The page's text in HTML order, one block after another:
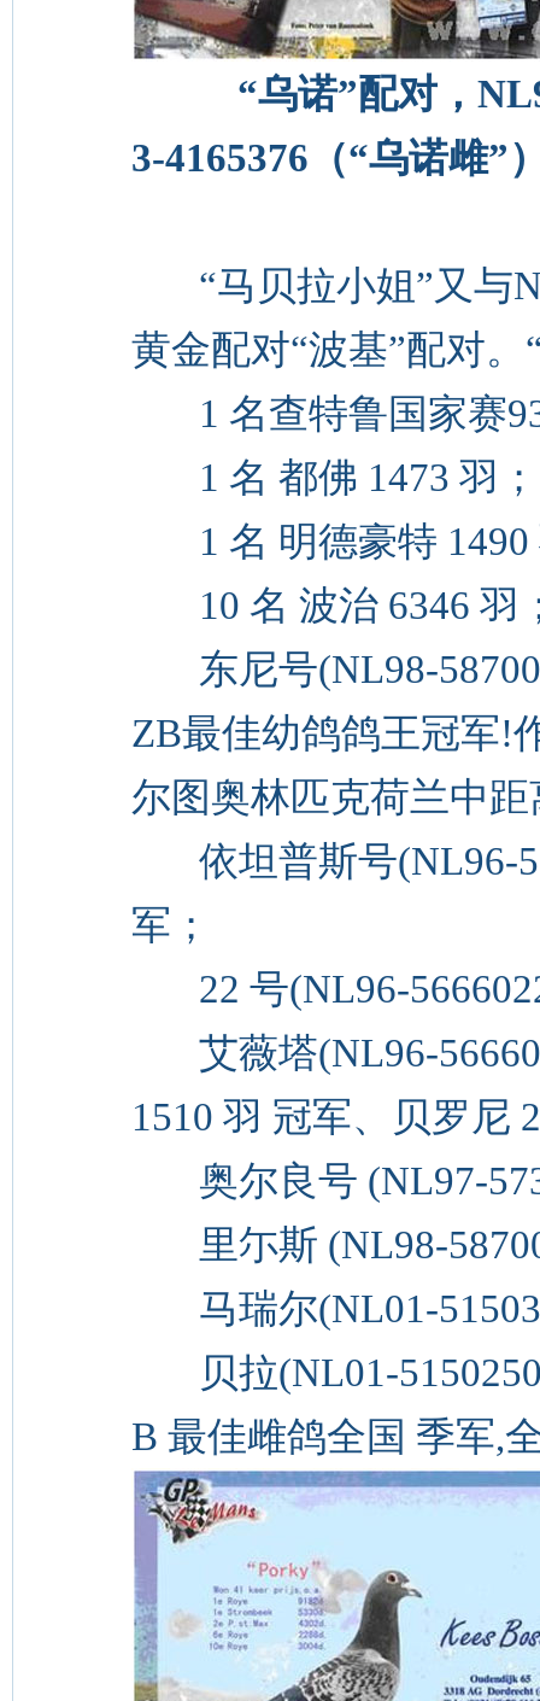
“乌诺”配对，
3-4165376（“乌诺雌”
“马贝拉小姐”又与
黄金配对“波基”配对
1 名查特鲁国家赛
1 名 都佛 1473 羽；
1 名 明德豪特 1490
10 名 波治 6346 羽
东尼号(NL98-
ZB最佳幼鸽鸽王冠军!
尔图奥林匹克荷兰中
依坦普斯号(NL96-
军；
22 号(NL96-
艾薇塔(NL96-
1510 羽 冠军、贝罗尼
奥尔良号 (NL97-
里尓斯 (NL98-
马瑞尔(NL01-
贝拉(NL01-
B 最佳雌鸽全国 季军,